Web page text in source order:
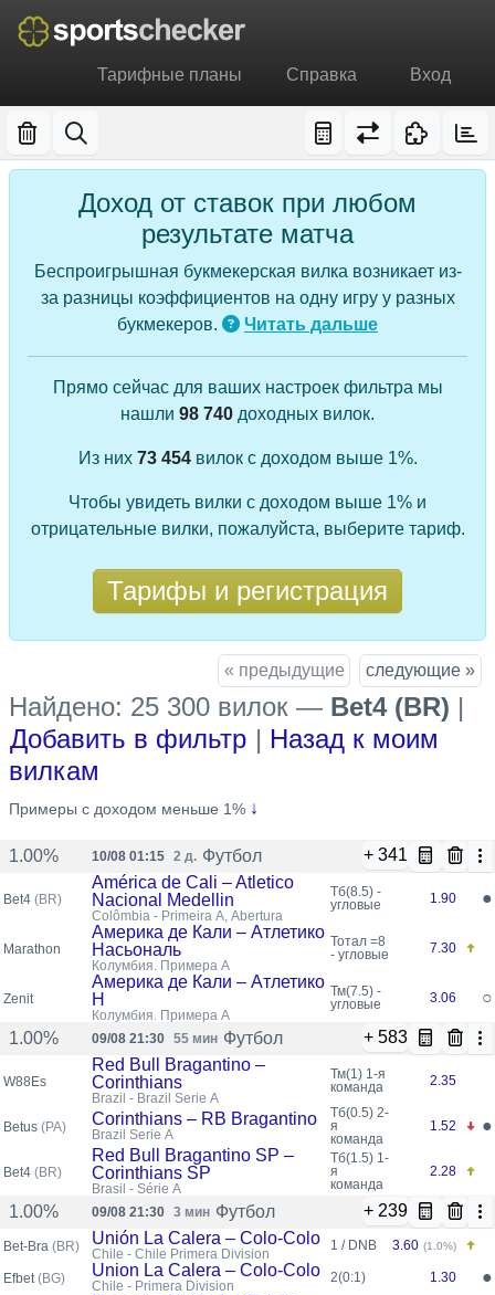
Тарифные планы Справка Вход
Доход от ставок при любом
результате матча
Беспроигрышная букмекерская вилка возникает из-
за разницы коэффициентов на одну игру у разных
букмекеров.
Читать дальше
Прямо сейчас для ваших настроек фильтра мы
нашли 98 740 доходных вилок.
Из них 73 454вилок с доходом выше 1%.
Чтобы увидеть вилки с доходом выше 1% и
отрицательные вилки, пожалуйста, выберите тариф.
Тарифы и регистрация
« предыдущие следующие »
Найдено: 25 300 вилок — Bet4 (BR) |
Добавить в фильтр | Назад к моим
вилкам
Примеры с доходом меньше 1% ↓
1.00% 10/08 01:15 2 д. Футбол + 341
Bet4 (BR)
América de Cali – Atletico
Nacional Medellin
Colômbia - Primeira A, Abertura
Тб(8.5) -
угловые
1.90 ●
Marathon
Америка де Кали – Атлетико
Насьональ
Колумбия. Примера A
Тотал =8
- угловые
7.30
Zenit
Америка де Кали – Атлетико
Н
Колумбия. Примера A
Тм(7.5) -
угловые
3.06 ○
1.00% 09/08 21:30 55 мин Футбол + 583
W88Es
Red Bull Bragantino –
Corinthians
Brazil - Brazil Serie A
Тм(1) 1-я
команда
2.35
Betus (PA) Corinthians – RB Bragantino
Brazil Serie A
Тб(0.5) 2-
я
команда
1.52 ●
Bet4 (BR)
Red Bull Bragantino SP –
Corinthians SP
Brasil - Série A
Тб(1.5) 1-
я
команда
2.28
1.00% 09/08 21:30 3 мин Футбол + 239
Bet-Bra (BR) Unión La Calera – Colo-Colo
Chile - Chile Primera Division
1 / DNB 3.60 (1.0%)
Efbet(BG) Union La Calera – Colo-Colo
Chile - Primera Division
2(0:1) 1.30 ●